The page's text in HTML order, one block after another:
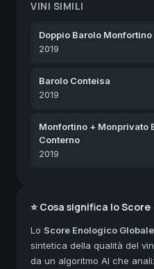
VINI SIMILI
Doppio Barolo
2019
Barolo Conteisa
2019
Monfortino + Monprivato
Conterno
2019
⭐ Cosa significa lo Score
Lo Score Enologico Globale
sintetica della qualità del
da un algoritmo AI che